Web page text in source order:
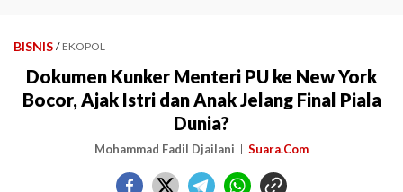
BISNIS / EKOPOL
Dokumen Kunker Menteri PU ke New York
Bocor, Ajak Istri dan Anak Jelang Final Piala
Dunia?
Mohammad Fadil Djailani Suara.Com